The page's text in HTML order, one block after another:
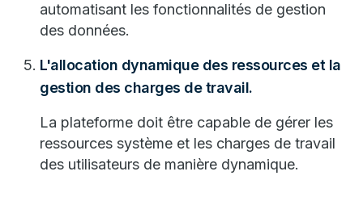
automatisant les fonctionnalités de gestion
des données.
L'allocation dynamique des ressources et la
gestion des charges de travail.
La plateforme doit être capable de gérer les
ressources système et les charges de travail
des utilisateurs de manière dynamique.